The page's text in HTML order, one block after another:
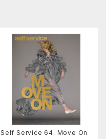
Self Service 64: Move On